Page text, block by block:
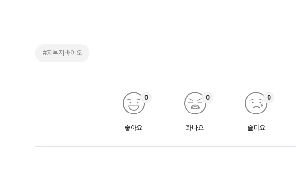
#지투지바이오
좋아요
0
화나요
0
슬퍼요
0